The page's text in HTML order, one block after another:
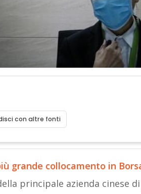
con altre fonti
grande collocamento in
principale azienda cinese